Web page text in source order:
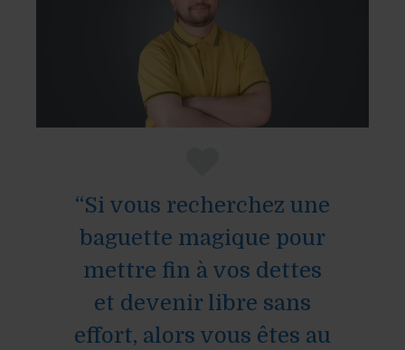
“Si vous recherchez une
baguette magique pour
mettre fin à vos dettes
et devenir libre sans
effort, alors vous êtes au